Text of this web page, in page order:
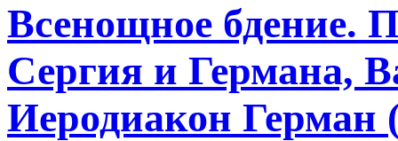
Всенощное бдение.
Сергия и Германа,
Иеродиакон Герман